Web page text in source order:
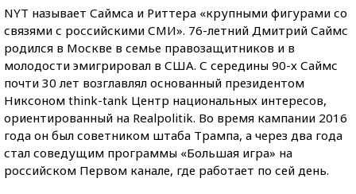
NYT называет Саймса и Риттера «крупными фигурами со
связями с российскими СМИ». 76-летний Дмитрий Саймс
родился в Москве в семье правозащитников и в
молодости эмигрировал в США. С середины 90-х Саймс
почти 30 лет возглавлял основанный президентом
Никсоном think-tank Центр национальных интересов,
ориентированный на Realpolitik. Во время кампании 2016
года он был советником штаба Трампа, а через два года
стал соведущим программы «Большая игра» на
российском Первом канале, где работает по сей день.